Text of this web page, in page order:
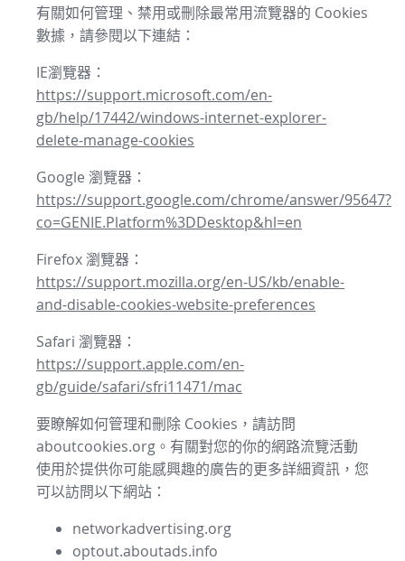
有關如何管理、禁用或刪除最常用流覽器的 Cookies
數據，請參閱以下連結：
IE瀏覽器：
https://support.microsoft.com/en-
gb/help/17442/windows-internet-explorer-
delete-manage-cookies
Google 瀏覽器：
https://support.google.com/chrome/answer/95647?
co=GENIE.Platform%3DDesktop&hl=en
Firefox 瀏覽器：
https://support.mozilla.org/en-US/kb/enable-
and-disable-cookies-website-preferences
Safari 瀏覽器：
https://support.apple.com/en-
gb/guide/safari/sfri11471/mac
要瞭解如何管理和刪除 Cookies，請訪問
aboutcookies.org。有關對您的你的網路流覽活動
使用於提供你可能感興趣的廣告的更多詳細資訊，您
可以訪問以下網站：
networkadvertising.org
optout.aboutads.info